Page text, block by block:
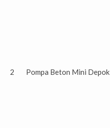
2
Pompa Beton Mini Depok